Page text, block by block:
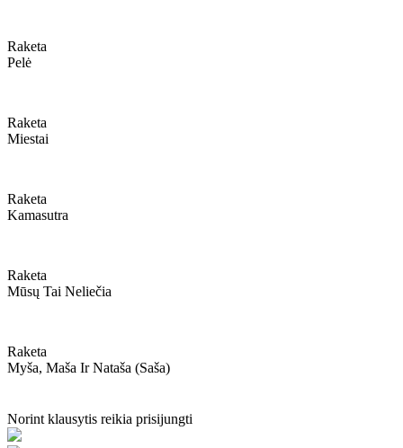
Raketa
Pelė
Raketa
Miestai
Raketa
Kamasutra
Raketa
Mūsų Tai Neliečia
Raketa
Myša, Maša Ir Nataša (saša)
Norint klausytis reikia prisijungti